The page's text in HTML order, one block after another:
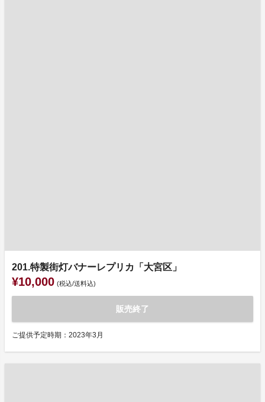
201.特製街灯バナーレプリカ「大宮区」
¥10,000 (税込/送料込)
販売終了
ご提供予定時期：2023年3月